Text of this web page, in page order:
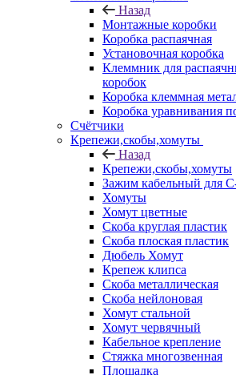
Назад
Монтажные коробки
Коробка распаячная
Установочная коробка
Клеммник для
коробок
Коробка клеммная
Коробка уравнивания
Счётчики
Крепежи,скобы,хомуты
Назад
Крепежи,скобы,хомуты
Зажим кабельный для
Хомуты
Хомут цветные
Скоба круглая пластик
Скоба плоская пластик
Дюбель Хомут
Крепеж клипса
Скоба металлическая
Скоба нейлоновая
Хомут стальной
Хомут червячный
Кабельное крепление
Стяжка многозвенная
Площадка